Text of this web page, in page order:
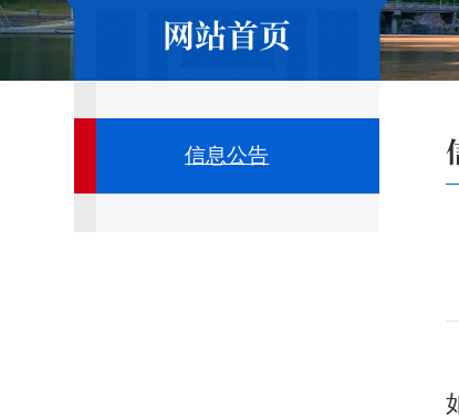
网站首页
信息公告